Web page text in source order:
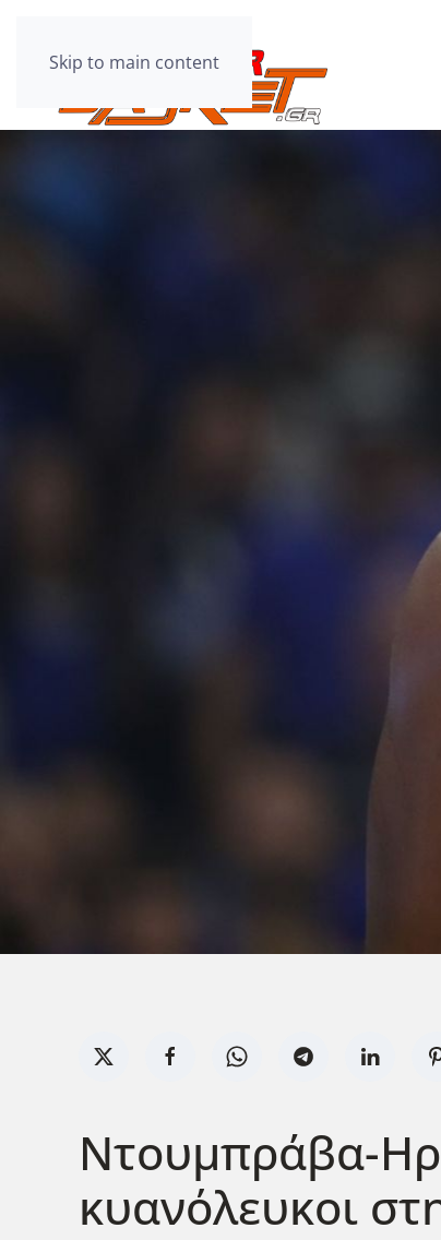
Skip to main content
Ντουμπράβα-
κυανόλευκοι